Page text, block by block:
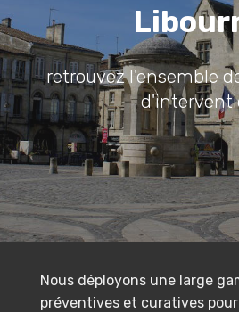
retrouvez l'ensemble
Nous déployons une large
préventives et curatives